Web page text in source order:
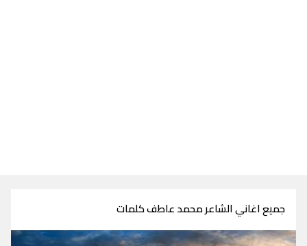
جميع اغاني الشاعر محمد عاطف كلمات